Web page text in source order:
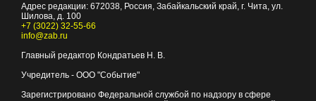
Адрес редакции: 672038 , Россия, Забайкальский край, г. Чита ул.
Шилова, д. 100
+7 (3022) 32-55-66
info@zab.ru
Главный редактор Кондратьев Н. В.
Учредитель - ООО "Событие"
Зарегистрировано Федеральной службой по надзору в сфере